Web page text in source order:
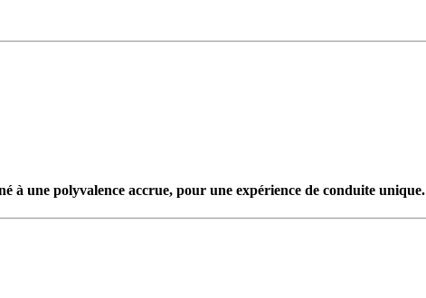
une polyvalence accrue, pour une expérience de conduite unique.